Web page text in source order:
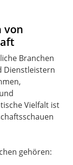
von
Branchen
Dienstleistern
Vielfalt ist